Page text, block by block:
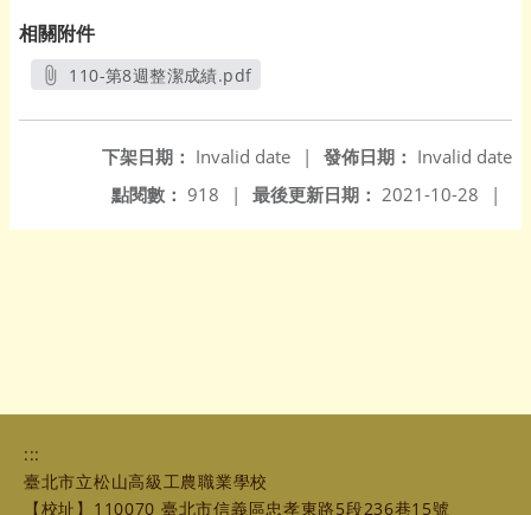
相關附件
110-第8週整潔成績.pdf
發佈日期： Invalid date
下架日期： Invalid date
|
最後更新日期： 2021-10-28 |
點閱數： 918 |
:::
臺北市立松山高級工農職業學校
【校址】110070 臺北市信義區忠孝東路5段236巷15號